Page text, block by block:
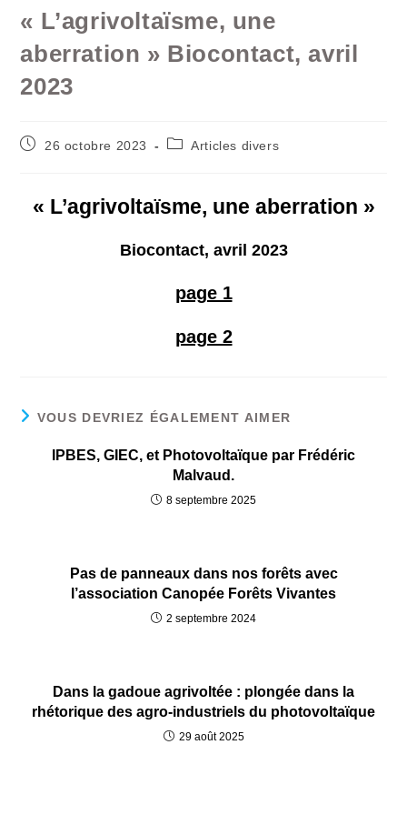
« L’agrivoltaïsme, une
aberration » Biocontact, avril
2023
Publication
26 octobre 2023
PostArticles divers
« L’agrivoltaïsme, une aberration »
Biocontact, avril 2023
page 1
page 2
VOUS DEVRIEZ ÉGALEMENT AIMER
IPBES, GIEC, et Photovoltaïque par Frédéric
Malvaud.
8 septembre 2025
Pas de panneaux dans nos forêts avec
l’association Canopée Forêts Vivantes
2 septembre 2024
Dans la gadoue agrivoltée : plongée dans la
rhétorique des agro-industriels du photovoltaïque
29 août 2025